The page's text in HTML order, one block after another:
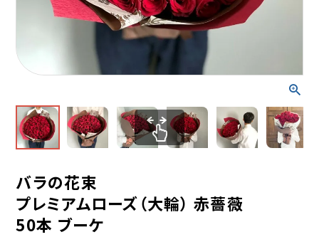
バラの花束
プレミアムローズ（大輪） 赤薔薇
50本 ブーケ